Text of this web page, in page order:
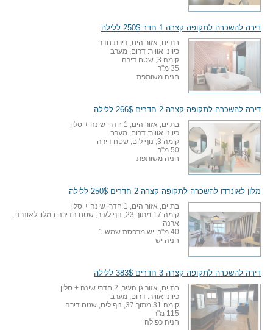
דירה להשכרה לתקופה קצרה 1 חדר 250$ ללילה
בת ים, אזור הים, דירת חדר
כיווני אוויר: דרום, מערב
קומה 3, שטח דירה
35 מ"ר
חניה משותפת
דירה להשכרה לתקופה קצרה 2 חדרים 266$ ללילה
בת ים, אזור הים, 1 חדרי שינה + סלון
כיווני אוויר: דרום, מערב
קומה 3, נוף לים, שטח דירה
50 מ"ר
חניה משותפת
מלון לאונרדו להשכרה לתקופה קצרה 2 חדרים 250$ ללילה
בת ים, אזור הים, 1 חדרי שינה + סלון
קומה 17 מתוך 23, נוף לעיר, שטח הדירה במלון לאונרדו,
ארנה
40 מ"ר, יש מרפסת שמש 1
חניה יש
דירה להשכרה לתקופה קצרה 3 חדרים 383$ ללילה
בת ים, אזור גן העיר, 2 חדרי שינה + סלון
כיווני אוויר: דרום, מערב
קומה 31 מתוך 37, נוף לים, שטח דירה
115 מ"ר
חניה כפולה